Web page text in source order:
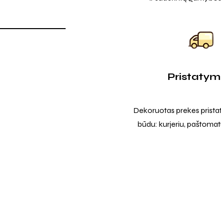
Dekoruotas prekes
būdu: kurjeriu,